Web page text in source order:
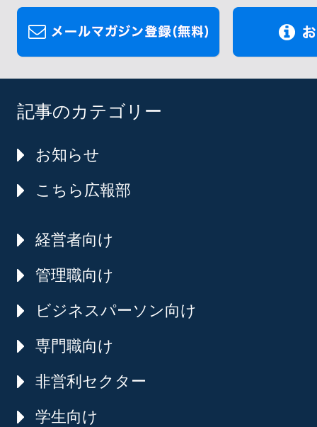
記事のカテゴリー
お知らせ
こちら広報部
経営者向け
管理職向け
ビジネスパーソン向け
専門職向け
非営利セクター
学生向け